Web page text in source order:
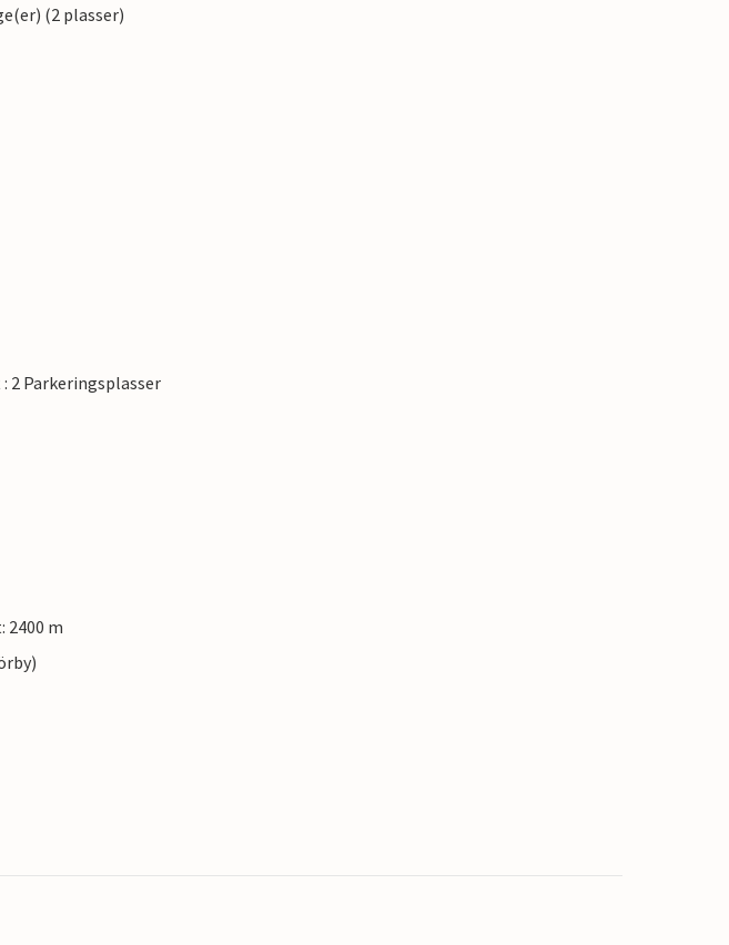
(2 plasser)
2 Parkeringsplasser
2400 m